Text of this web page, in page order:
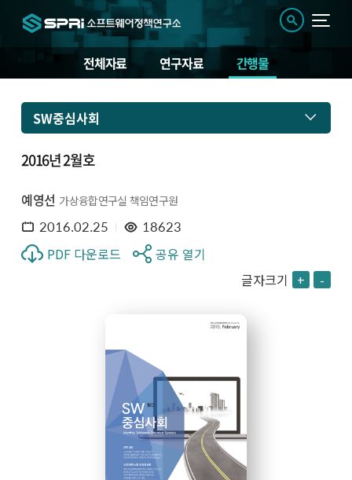
전체자료 연구자료 간행물
SW중심사회
2016년 2월호
예영선 가상융합연구실 책임연구원
2016.02.25 18623
PDF 다운로드
공유 열기
글자크기 + -